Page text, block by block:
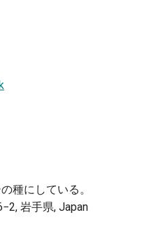
種にしている。
岩手県, Japan